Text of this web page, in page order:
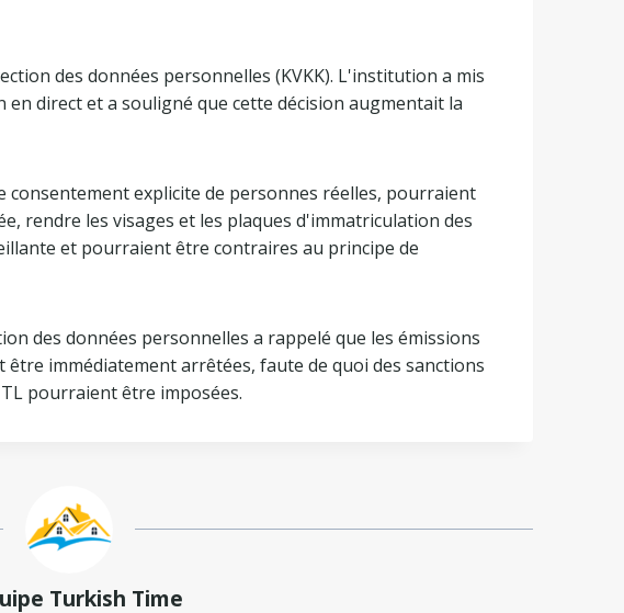
des données personnelles (KVKK). L'institution a mis
direct et a souligné que cette décision augmentait la
consentement explicite de personnes réelles, pourraient
rendre les visages et les plaques d'immatriculation des
et pourraient être contraires au principe de
des données personnelles a rappelé que les émissions
immédiatement arrêtées, faute de quoi des sanctions
pourraient être imposées.
Turkish Time